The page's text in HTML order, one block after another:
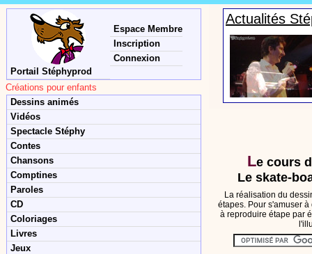
Portail Stéphyprod
Espace Membre
Inscription
Connexion
Créations pour enfants
Dessins animés
Vidéos
Spectacle Stéphy
Contes
Chansons
Comptines
Paroles
CD
Coloriages
Livres
Jeux
Actualités
Le cours
Le skate-
La réalisation du
étapes. Pour s'amuser
à reproduire étape par